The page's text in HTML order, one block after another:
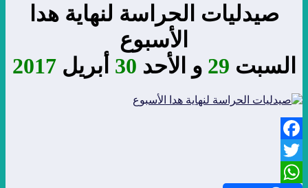
صيدليات الحراسة لنهاية هدا
الأسبوع
السبت 29 و الأحد 30 أبريل2017
Facebook
Twitter